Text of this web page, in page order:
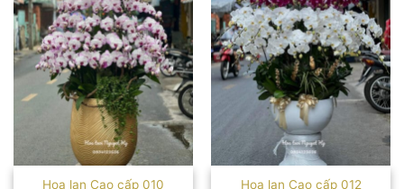
Hoa lan Cao cấp 010 Hoa lan Cao cấp 012